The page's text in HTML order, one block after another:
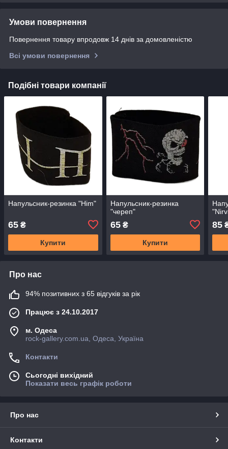
Умови повернення
Повернення товару впродовж 14 днів за домовленістю
Всі умови повернення
Подібні товари компанії
Напульсник-резинка "Him"
65 ₴
Купити
Напульсник-резинка
"череп"
65₴
Купити
85
Про нас
94% позитивних з 65 відгуків за рік
Працює з 24.10.2017
м. Одеса
rock-gallery.com.ua, Одеса, Україна
Контакти
Сьогодні вихідний
Показати весь графік роботи
Про нас
Контакти